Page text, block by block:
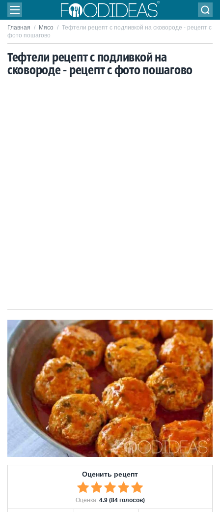
Главная / Мясо / Тефтели рецепт с подливкой на сковороде - рецепт с
фото пошагово
Тефтели рецепт с подливкой на
сковороде - рецепт с фото пошагово
Оценить рецепт
Оценка: 4.9 (84 голосов)